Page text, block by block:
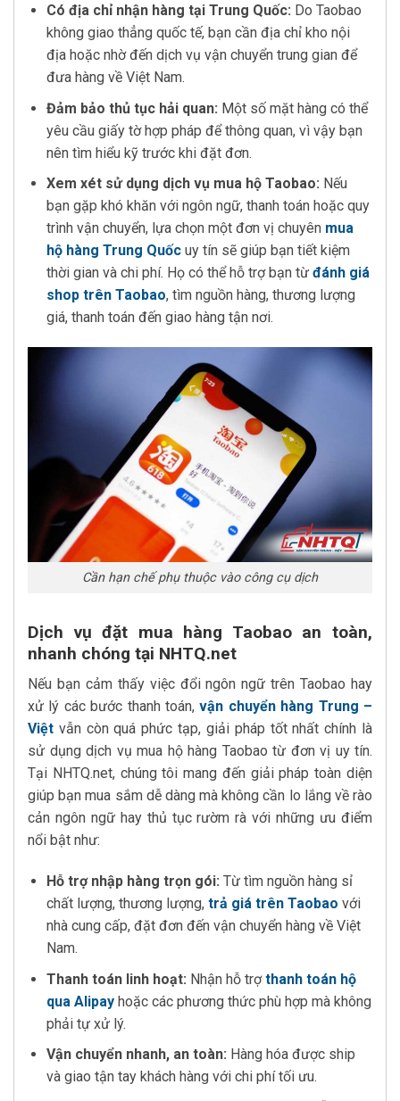
Có địa chỉ nhận hàng tại Trung Quốc: Do Taobao
không giao thẳng quốc tế, bạn cần địa chỉ kho nội
địa hoặc nhờ đến dịch vụ vận chuyển trung gian để
đưa hàng về Việt Nam.
Đảm bảo thủ tục hải quan: Một số mặt hàng có thể
yêu cầu giấy tờ hợp pháp để thông quan, vì vậy bạn
nên tìm hiểu kỹ trước khi đặt đơn.
Xem xét sử dụng dịch vụ mua hộ Taobao: Nếu
bạn gặp khó khăn với ngôn ngữ, thanh toán hoặc quy
trình vận chuyển, lựa chọn một đơn vị chuyên mua
hộ hàng Trung Quốcuy tín sẽ giúp bạn tiết kiệm
thời gian và chi phí. Họ có thể hỗ trợ bạn từ đánh giá
shop trên Taobao, tìm nguồn hàng, thương lượng
giá, thanh toán đến giao hàng tận nơi.
Cần hạn chế phụ thuộc vào công cụ dịch
Dịch vụ đặt mua hàng Taobao an toàn,
nhanh chóng tại NHTQ.net
Nếu bạn cảm thấy việc đổi ngôn ngữ trên Taobao hay
xử lý các bước thanh toán,vận chuyển hàng Trung –
Việt vẫn còn quá phức tạp, giải pháp tốt nhất chính là
sử dụng dịch vụ mua hộ hàng Taobao từ đơn vị uy tín.
Tại NHTQ.net, chúng tôi mang đến giải pháp toàn diện
giúp bạn mua sắm dễ dàng mà không cần lo lắng về rào
cản ngôn ngữ hay thủ tục rườm rà với những ưu điểm
nổi bật như:
Hỗ trợ nhập hàng trọn gói: Từ tìm nguồn hàng sỉ
chất lượng, thương lượng, trả giá trên Taobao với
nhà cung cấp, đặt đơn đến vận chuyển hàng về Việt
Nam.
Thanh toán linh hoạt: Nhận hỗ trợthanh toán hộ
qua Alipayhoặc các phương thức phù hợp mà không
phải tự xử lý.
Vận chuyển nhanh, an toàn: Hàng hóa được ship
và giao tận tay khách hàng với chi phí tối ưu.